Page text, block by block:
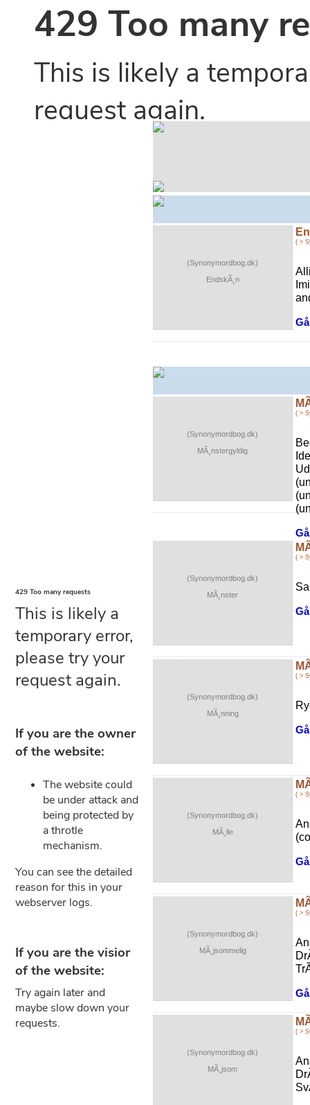
(Synonymordbog.dk)
EndskÃ¸n
( >
(Synonymordbog.dk)
MÃ¸nstergyldig
( >
(Synonymordbog.dk)
MÃ¸nster
( >
(Synonymordbog.dk)
MÃ¸nning
( >
(Synonymordbog.dk)
MÃ¸lle
( >
(Synonymordbog.dk)
MÃ¸jsommelig
( >
(Synonymordbog.dk)
MÃ¸jsom
( >